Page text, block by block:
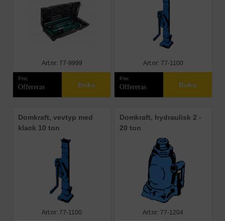
Art.nr: 77-9999
Pris:
Offereras Boka
Art.nr: 77-1100
Pris:
Offereras Boka
Domkraft, vevtyp med
klack 10 ton
Art.nr: 77-1100
Domkraft, hydraulisk 2 -
20 ton
Art.nr: 77-1204